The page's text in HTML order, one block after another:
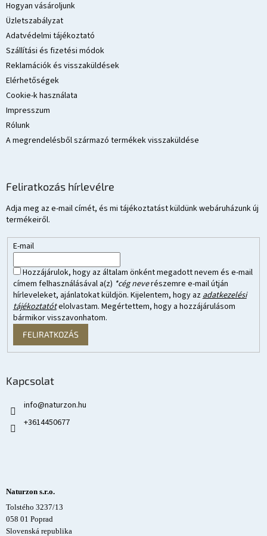
Hogyan vásároljunk
Üzletszabályzat
Adatvédelmi tájékoztató
Szállítási és fizetési módok
Reklamációk és visszaküldések
Elérhetőségek
Cookie-k használata
Impresszum
Rólunk
A megrendelésből származó termékek visszaküldése
Feliratkozás hírlevélre
Adja meg az e-mail címét, és mi tájékoztatást küldünk webáruházunk új
termékeiről.
E-mail
Hozzájárulok, hogy az általam önként megadott nevem és e-mail
címem felhasználásával a(z) *cég neverészemre e-mail útján
hírleveleket, ajánlatokat küldjön. Kijelentem, hogy azadatkezelési
tájékoztatótelolvastam. Megértettem, hogy a hozzájárulásom
bármikor visszavonhatom.
FELIRATKOZÁS
Kapcsolat
info@naturzon.hu
+3614450677
Naturzon s.r.o.
Tolstého 3237/13
058 01 Poprad
Slovenská republika